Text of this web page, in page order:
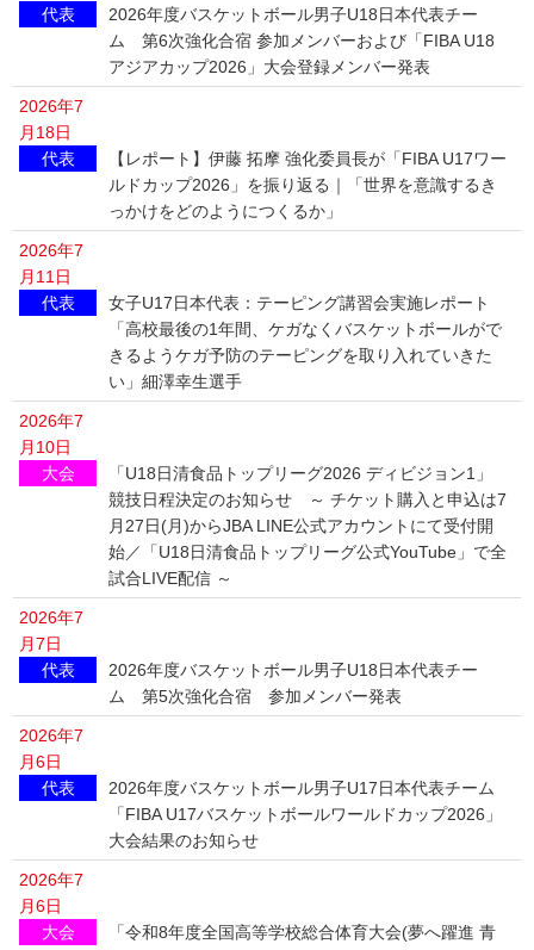
代表
2026年度バスケットボール男子U18日本代表チー
ム 第6次強化合宿 参加メンバーおよび「FIBA U18
アジアカップ2026」大会登録メンバー発表
2026年7
月18日
代表
【レポート】伊藤 拓摩 強化委員長が「FIBA U17ワー
ルドカップ2026」を振り返る｜「世界を意識するき
っかけをどのようにつくるか」
2026年7
月11日
代表
女子U17日本代表：テーピング講習会実施レポート
「高校最後の1年間、ケガなくバスケットボールがで
きるようケガ予防のテーピングを取り入れていきた
い」細澤幸生選手
2026年7
月10日
大会
「U18日清食品トップリーグ2026 ディビジョン1」
競技日程決定のお知らせ ～ チケット購入と申込は7
月27日(月)からJBA LINE公式アカウントにて受付開
始／「U18日清食品トップリーグ公式YouTube」で全
試合LIVE配信 ～
2026年7
月7日
代表
2026年度バスケットボール男子U18日本代表チー
ム 第5次強化合宿 参加メンバー発表
2026年7
月6日
代表
2026年度バスケットボール男子U17日本代表チーム
「FIBA U17バスケットボールワールドカップ2026」
大会結果のお知らせ
2026年7
月6日
大会
「令和8年度全国高等学校総合体育大会(夢へ躍進 青